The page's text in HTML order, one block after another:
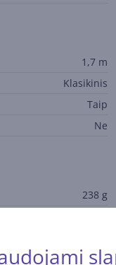
1,7 m
Klasikinis
Taip
Ne
238 g